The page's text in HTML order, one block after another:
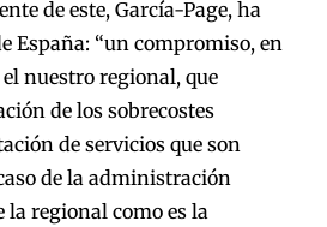
de este, García-Page, ha
España: “un compromiso, en
nuestro regional, que
de los sobrecostes
de servicios que son
de la administración
la regional como es la